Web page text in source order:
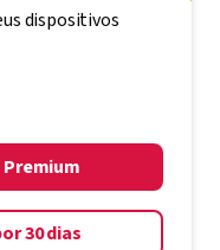
dispositivos
30 dias